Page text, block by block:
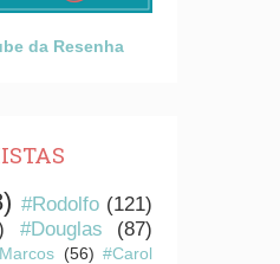
da Resenha
#Rodolfo (121)
#Douglas
(87)
(56) #Carol